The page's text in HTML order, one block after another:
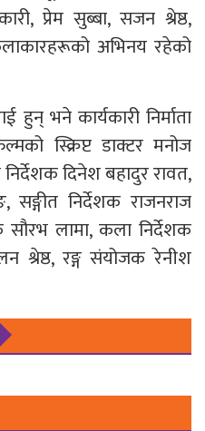
प्रेम सुब्बा, सजन श्रेष्ठ,
अभिनय रहेको
हुन् भने कार्यकारी निर्माता
स्क्रिप्ट डाक्टर मनोज
दिनेश बहादुर रावत,
निर्देशक राजनराज
सौरभ लामा, कला निर्देशक
श्रेष्ठ, रङ्ग संयोजक रेनीश